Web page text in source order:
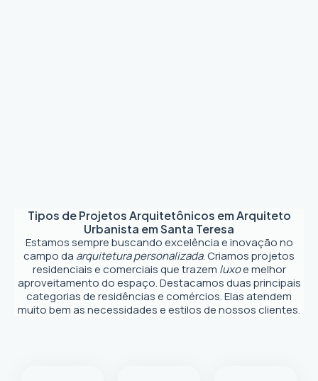
Tipos de Projetos Arquitetônicos emArquiteto
Urbanista em Santa Teresa
Estamos sempre buscando excelência e inovação no
campo da arquitetura personalizada. Criamos projetos
residenciais e comerciais que trazem luxoe melhor
aproveitamento do espaço. Destacamos duas principais
categorias de residências e comércios. Elas atendem
muito bem as necessidades e estilos de nossos clientes.